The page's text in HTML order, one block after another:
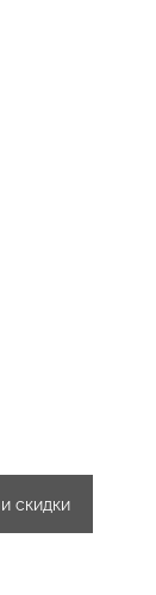
скидки